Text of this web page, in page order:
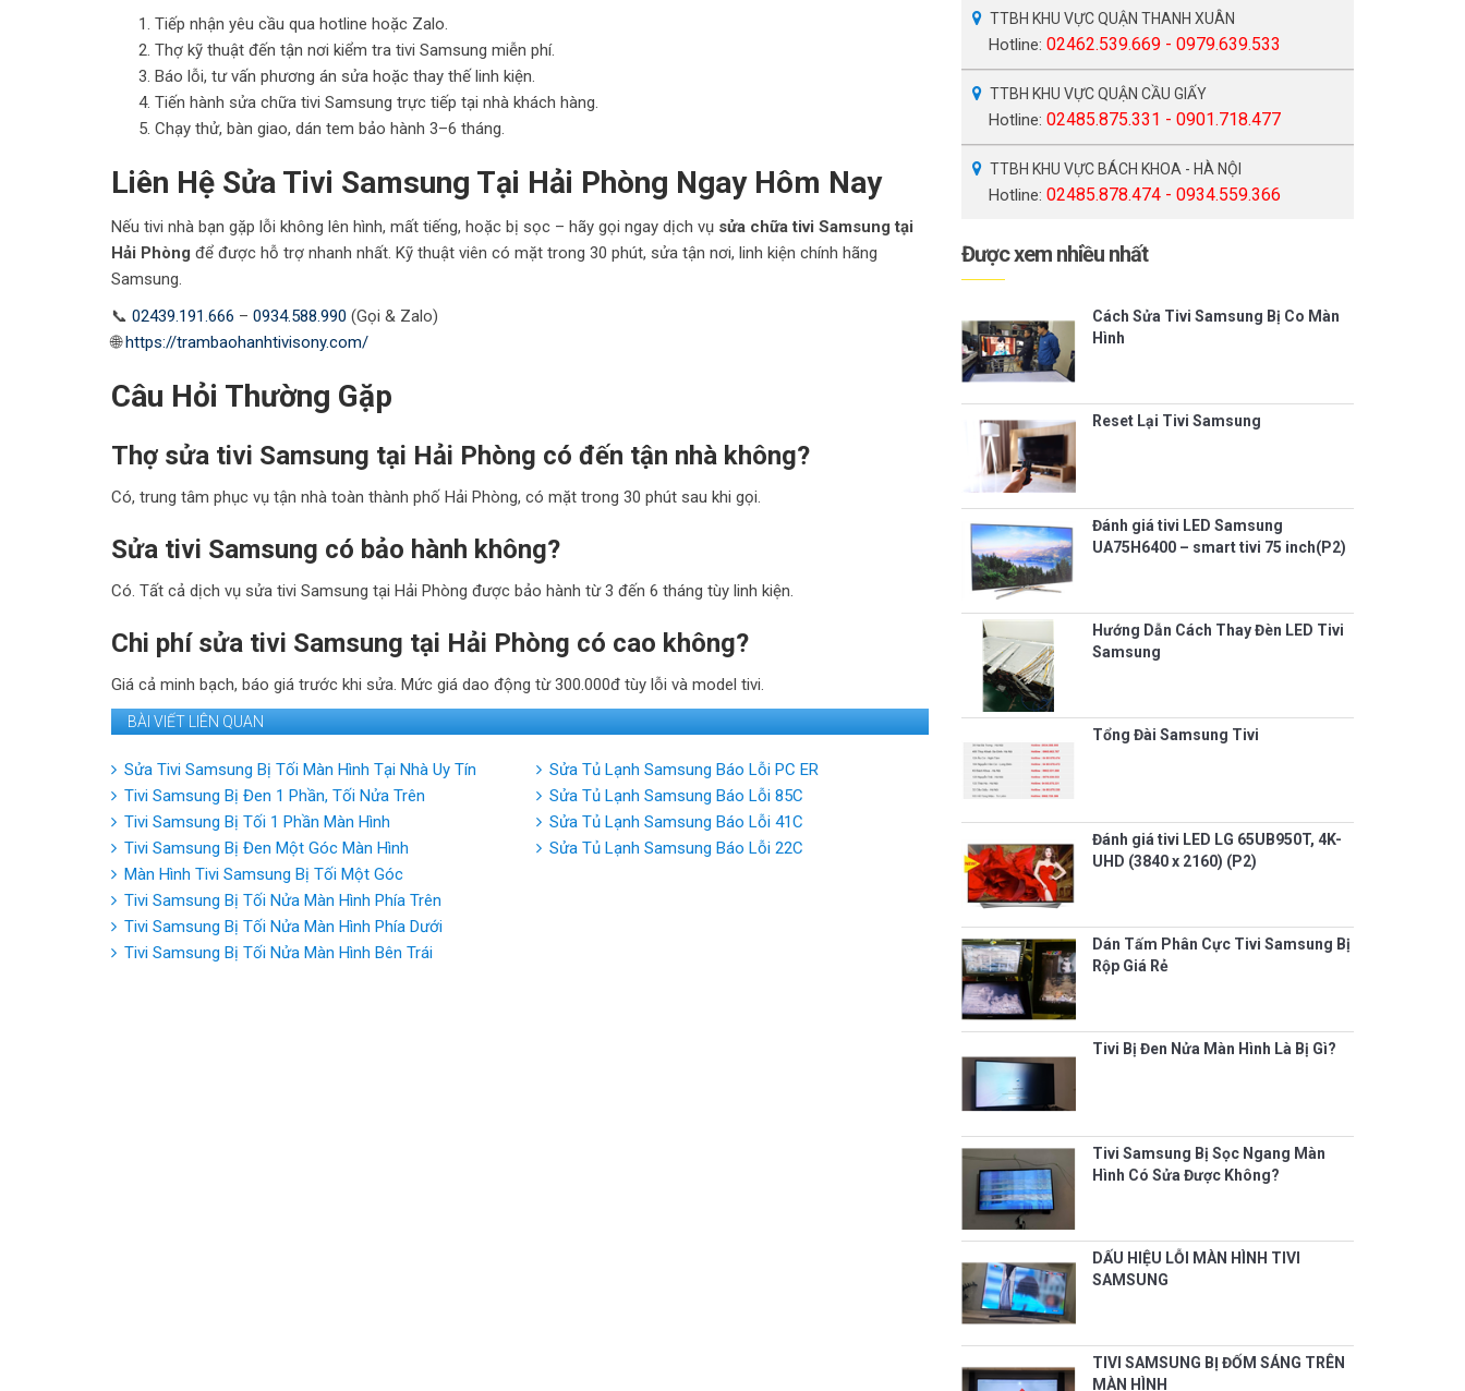
Tiếp nhận yêu cầu qua hotline hoặc Zalo.
Thợ kỹ thuật đến tận nơi kiểm tra tivi Samsung miễn phí.
Báo lỗi, tư vấn phương án sửa hoặc thay thế linh kiện.
Tiến hành sửa chữa tivi Samsung trực tiếp tại nhà khách hàng.
Chạy thử, bàn giao, dán tem bảo hành 3–6 tháng.
Liên Hệ Sửa Tivi Samsung Tại Hải Phòng Ngay Hôm Nay
Nếu tivi nhà bạn gặp lỗi không lên hình, mất tiếng, hoặc bị sọc – hãy gọi ngay dịch vụ sửa chữa tivi Samsung tại
Hải Phòng để được hỗ trợ nhanh nhất. Kỹ thuật viên có mặt trong 30 phút, sửa tận nơi, linh kiện chính hãng
Samsung.
📞 02439.191.666 – 0934.588.990 (Gọi & Zalo)
🌐https://trambaohanhtivisony.com/
Câu Hỏi Thường Gặp
Thợ sửa tivi Samsung tại Hải Phòng có đến tận nhà không?
Có, trung tâm phục vụ tận nhà toàn thành phố Hải Phòng, có mặt trong 30 phút sau khi gọi.
Sửa tivi Samsung có bảo hành không?
Có. Tất cả dịch vụ sửa tivi Samsung tại Hải Phòng được bảo hành từ 3 đến 6 tháng tùy linh kiện.
Chi phí sửa tivi Samsung tại Hải Phòng có cao không?
Giá cả minh bạch, báo giá trước khi sửa. Mức giá dao động từ 300.000đ tùy lỗi và model tivi.
BÀI VIẾT LIÊN QUAN
Sửa Tivi Samsung Bị Tối Màn Hình Tại Nhà Uy Tín
Tivi Samsung Bị Đen 1 Phần, Tối Nửa Trên
Tivi Samsung Bị Tối 1 Phần Màn Hình
Tivi Samsung Bị Đen Một Góc Màn Hình
Màn Hình Tivi Samsung Bị Tối Một Góc
Tivi Samsung Bị Tối Nửa Màn Hình Phía Trên
Tivi Samsung Bị Tối Nửa Màn Hình Phía Dưới
Tivi Samsung Bị Tối Nửa Màn Hình Bên Trái
Sửa Tủ Lạnh Samsung Báo Lỗi PC ER
Sửa Tủ Lạnh Samsung Báo Lỗi 85C
Sửa Tủ Lạnh Samsung Báo Lỗi 41C
Sửa Tủ Lạnh Samsung Báo Lỗi 22C
TTBH KHU VỰC QUẬN THANH XUÂN
Hotline: 02462.539.669 - 0979.639.533
TTBH KHU VỰC QUẬN CẦU GIẤY
Hotline: 02485.875.331 - 0901.718.477
TTBH KHU VỰC BÁCH KHOA - HÀ NỘI
Hotline: 02485.878.474 - 0934.559.366
Được xem nhiều nhất
Cách Sửa Tivi Samsung Bị Co Màn
Hình
Reset Lại Tivi Samsung
Đánh giá tivi LED Samsung
UA75H6400 – smart tivi 75 inch(P2)
Hướng Dẫn Cách Thay Đèn LED Tivi
Samsung
Tổng Đài Samsung Tivi
Đánh giá tivi LED LG 65UB950T, 4K-
UHD (3840 x 2160) (P2)
Dán Tấm Phân Cực Tivi Samsung Bị
Rộp Giá Rẻ
Tivi Bị Đen Nửa Màn Hình Là Bị Gì?
Tivi Samsung Bị Sọc Ngang Màn
Hình Có Sửa Được Không?
DẤU HIỆU LỖI MÀN HÌNH TIVI
SAMSUNG
TIVI SAMSUNG BỊ ĐỐM SÁNG TRÊN
MÀN HÌNH